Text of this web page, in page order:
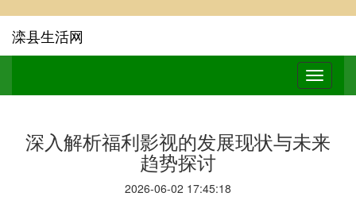
滦县生活网
深入解析福利影视的发展现状与未来
趋势探讨
2026-06-02 17:45:18